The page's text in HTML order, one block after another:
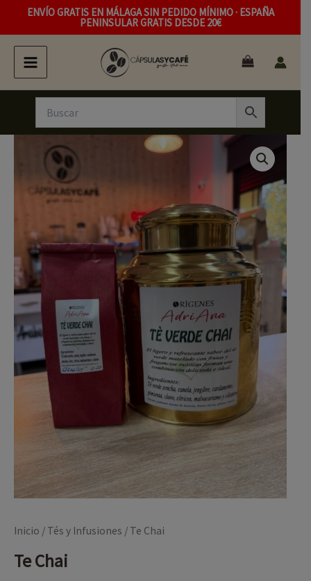
contenido
ENVÍO GRATIS EN MÁLAGA SIN PEDIDO MÍNIMO · ESPAÑA
PENINSULAR GRATIS DESDE 20€
Inicio / Tés y Infusiones / Te Chai
Te Chai
Rango
precios:
desde
2,50 €
hasta
4,30 €